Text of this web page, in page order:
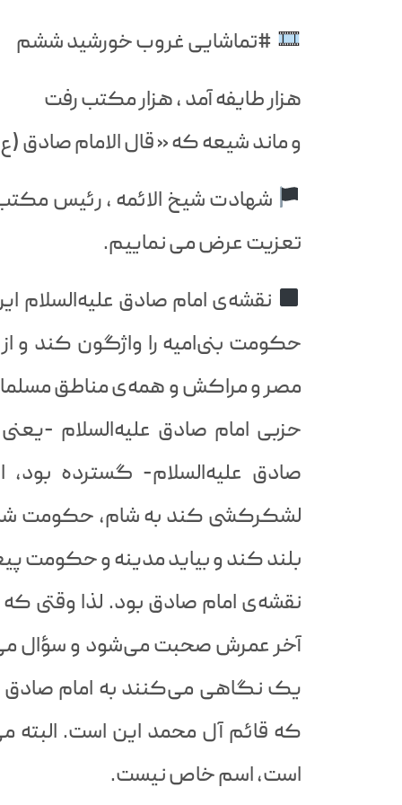
#تماشایی غروب خورشید ششم
هزار طایفه آمد ، هزار مکتب رفت
و ماند شیعه که « قال الامام صادق
شهادت شیخ الائمه ، رئیس
تعزیت عرض می نماییم.
نقشه‌ی امام صادق علیه‌السلام
حکومت بنی‌امیه را واژگون کند و
مصر و مراکش و همه‌ی مناطق
حزبی امام صادق علیه‌السلام -
صادق علیه‌السلام- گسترده بود،
لشکرکشی کند به شام، حکومت
بلند کند و بیاید مدینه و حکومت
نقشه‌ی امام صادق بود. لذا وقتی که
آخر عمرش صحبت می‌شود و سؤال
یک نگاهی می‌کنند به امام صادق
که قائم آل محمد این است.
است، اسم خاص نیست.